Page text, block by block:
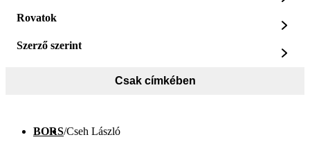
Rovatok
Szerző szerint
Csak címkében
BORS/Cseh László